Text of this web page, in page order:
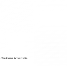
Saubere Arbeit die